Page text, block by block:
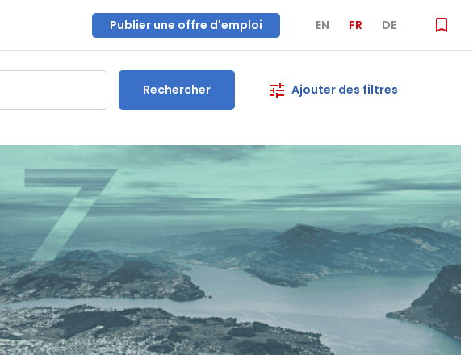
Publier une offre d'emploi EN FR DE
Rechercher Ajouter des filtres